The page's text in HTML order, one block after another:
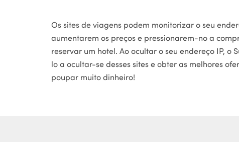
Os sites de viagens podem monitorizar o seu
aumentarem os preços e pressionarem-no a
reservar um hotel. Ao ocultar o seu endereço IP, o
lo a ocultar-se desses sites e obter as melhores
poupar muito dinheiro!